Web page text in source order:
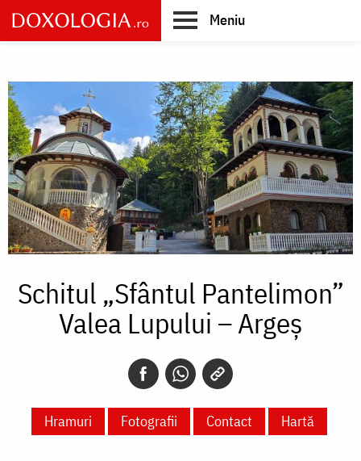
Skip
to
main
Meniu
Schitul „Sfântul Pantelimon”
Valea Lupului – Argeș
Hramuri Fotografii Contact Hartă